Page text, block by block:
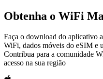
Obtenha o WiFi
Faça o download do aplicativo
WiFi, dados móveis do eSIM e
Contribua para a comunidade
acesso na sua região